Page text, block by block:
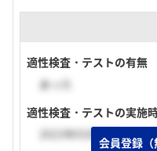
適性検査・テストの有無
あった
適性検査・テストの実施
2023年03月下旬
会員登録